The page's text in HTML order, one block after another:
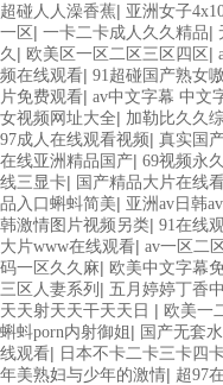
超碰人人澡香蕉| 亚洲女子
一区 | 一卡二卡成人久久精品|
久 | 欧美区一区二区三区四区 |
频在线观看| 91超碰国产熟女
片免费观看| av中文字幕 中文
女视频网址大全| 加勒比久久
97成人在线观看视频| 真实国
在线亚洲精品国产| 69视频永
线三显卡| 国产精品大片在线
品入口蝌蚪简美| 亚洲av日韩
韩激情图片视频另类| 91在线
大片www在线观看| av一区二
码一区久久麻| 欧美中文字幕
三区人妻系列 | 五月婷婷丁香
天天射天天干天天日 | 欧美一
蝌蚪porn内射御姐 | 国产无套
线观看| 日本不卡二卡三卡四
年美熟妇与少年的激情| 超97